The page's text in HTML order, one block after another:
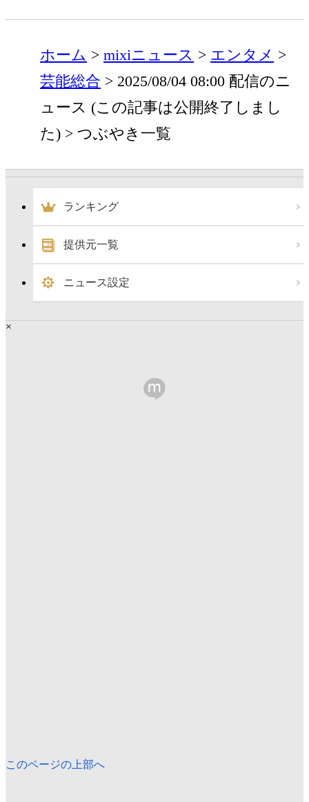
ホーム mixiニュース
エンタメ
芸能総合
2025/08/04 08:00 配信のニ
ュース (この記事は公開終了しまし
た)
つぶやき一覧
ランキング
提供元一覧
ニュース設定
×
このページの上部へ